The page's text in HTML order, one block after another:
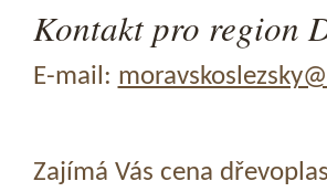
Kontakt pro region
E-mail:
Zajímá Vás cena